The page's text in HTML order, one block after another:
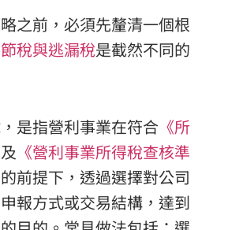
之前，必須先釐清一個根
稅與逃漏稅是截然不同的
，是指營利事業在符合 《所
及 《營利事業所得稅查核準
前提下，透過選擇對公司
報方式或交易結構，達到